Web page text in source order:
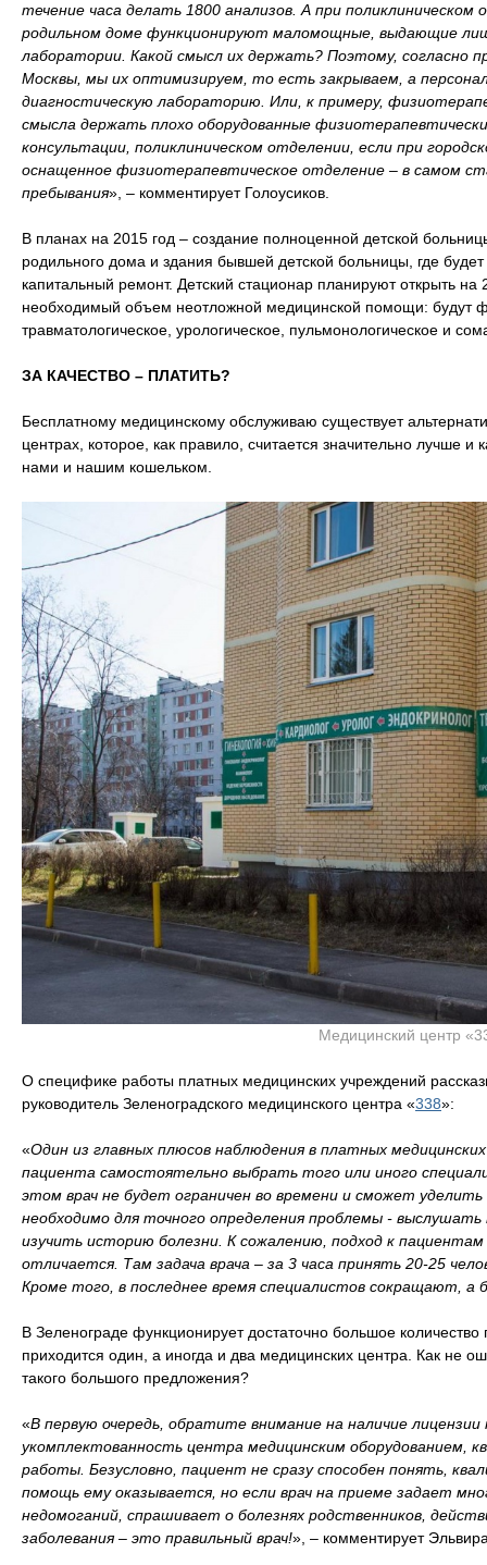
течение часа делать 1800 анализов. А при поликлиническом
родильном доме функционируют маломощные, выдающие
лаборатории. Какой смысл их держать? Поэтому, согласно
Москвы, мы их оптимизируем, то есть закрываем, а
диагностическую лабораторию. Или, к примеру,
смысла держать плохо оборудованные
консультации, поликлиническом отделении, если при
оснащенное физиотерапевтическое отделение – в самом
пребывания», – комментирует Голоусиков.
В планах на 2015 год – создание полноценной детской
родильного дома и здания бывшей детской больницы, где
капитальный ремонт. Детский стационар планируют открыть на
необходимый объем неотложной медицинской помощи: будут
травматологическое, урологическое, пульмонологическое и
ЗА КАЧЕСТВО – ПЛАТИТЬ?
Бесплатному медицинскому обслуживаю существует
центрах, которое, как правило, считается значительно лучше и
нами и нашим кошельком.
Медицинский центр
О специфике работы платных медицинских учреждений
руководитель Зеленоградского медицинского центра «338»:
«Один из главных плюсов наблюдения в платных
пациента самостоятельно выбрать того или иного
этом врач не будет ограничен во времени и сможет уделить
необходимо для точного определения проблемы -
изучить историю болезни. К сожалению, подход к
отличается. Там задача врача – за 3 часа принять 20-25
Кроме того, в последнее время специалистов сокращают, а
В Зеленограде функционирует достаточно большое
приходится один, а иногда и два медицинских центра. Как не
такого большого предложения?
«В первую очередь, обратите внимание на наличие
укомплектованность центра медицинским оборудованием,
работы. Безусловно, пациент не сразу способен понять,
помощь ему оказывается, но если врач на приеме задает
недомоганий, спрашивает о болезнях родственников,
заболевания – это правильный врач!», – комментирует